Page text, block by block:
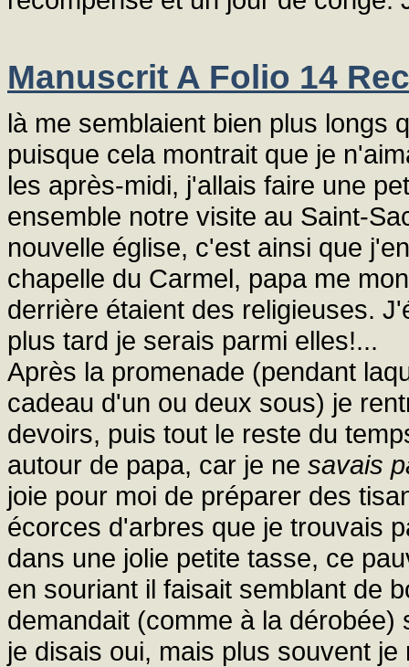
Manuscrit A Folio 14
là me semblaient bien plus longs
puisque cela montrait que je
les après-midi, j'allais faire une
ensemble notre visite au Saint-
nouvelle église, c'est ainsi que
chapelle du Carmel, papa me
derrière étaient des religieuses.
plus tard je serais parmi elles!...
Après la promenade (pendant
cadeau d'un ou deux sous) je
devoirs, puis tout le reste du
autour de papa, car je ne savais
joie pour moi de préparer des
écorces d'arbres que je trouvais
dans une jolie petite tasse, ce
en souriant il faisait semblant de
demandait (comme à la
je disais oui, mais plus souvent